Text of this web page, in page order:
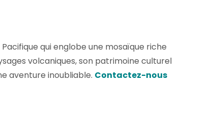
qui englobe une mosaïque riche
volcaniques, son patrimoine culturel
aventure inoubliable. Contactez-nous